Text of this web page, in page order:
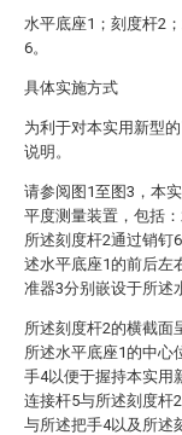
水平底座1；刻度杆2
6。
具体实施方式
为利于对本实用新型
说明。
请参阅图1至图3，本
平度测量装置，包括
所述刻度杆2通过销钉
述水平底座1的前后左
准器3分别嵌设于所述
所述刻度杆2的横截面
所述水平底座1的中心
手4以便于握持本实用
连接杆5与所述刻度杆
与所述把手4以及所述